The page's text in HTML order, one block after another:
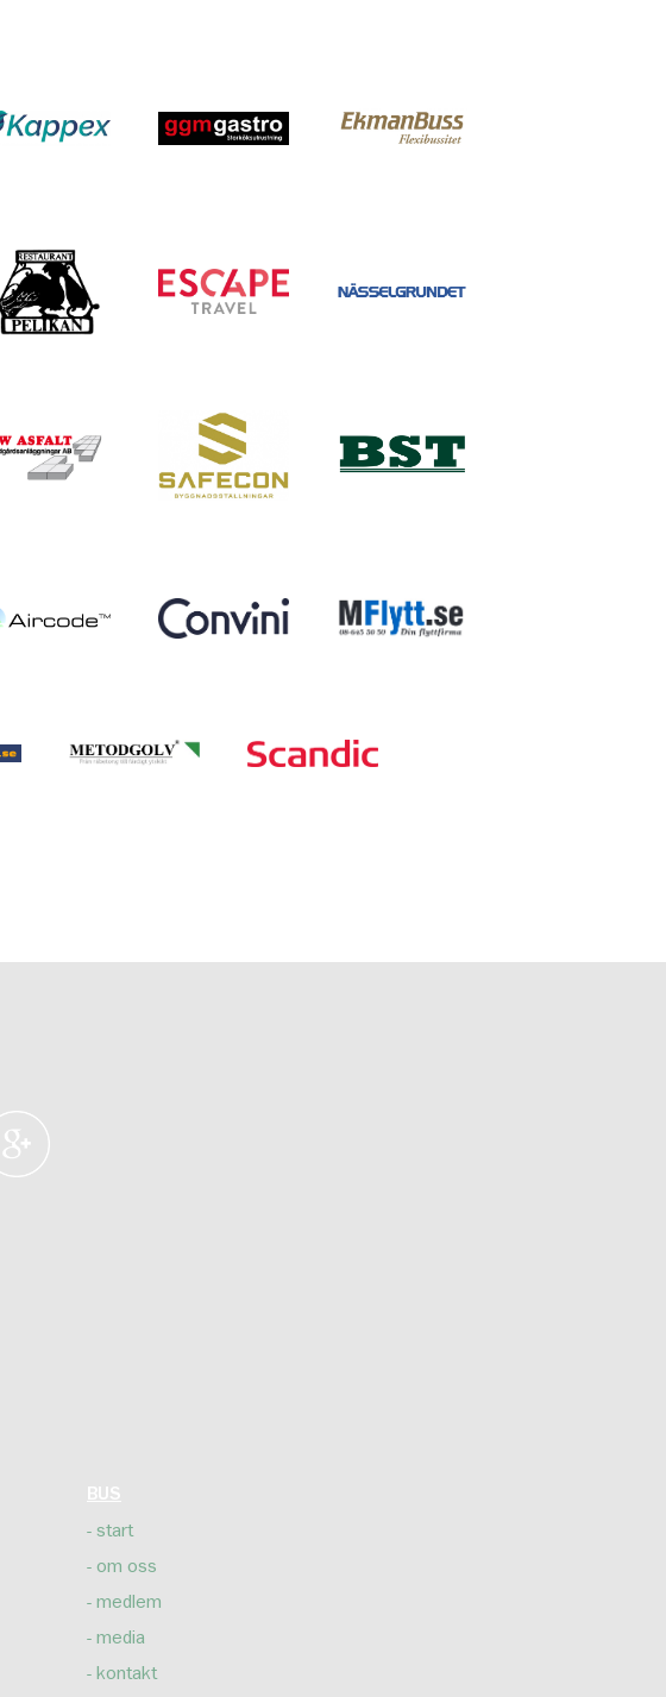
BUS
start
om oss
medlem
media
kontakt